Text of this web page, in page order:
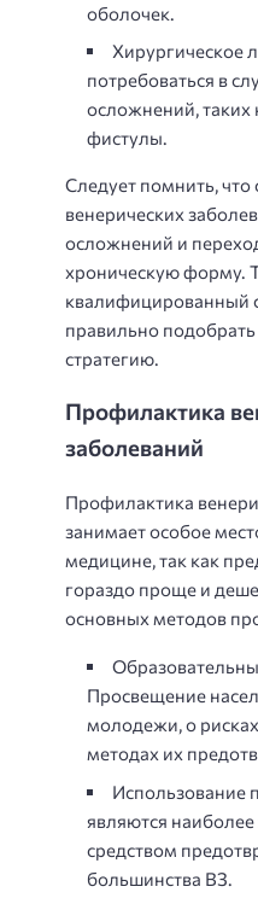
оболочек.
Хирургическое
потребоваться в
осложнений, таких
фистулы.
Следует помнить, что
венерических
осложнений и
хроническую форму.
квалифицированный
правильно
стратегию.
Профилактика
заболеваний
Профилактика
занимает особое
медицине, так как
гораздо проще и
основных методов
Просвещение
молодежи, о
методах их
Использование
являются
средством
большинства ВЗ.